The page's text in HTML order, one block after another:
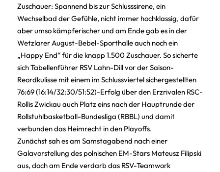
Zuschauer: Spannend bis zur Schlusssirene, ein
Wechselbad der Gefühle, nicht immer hochklassig, dafür
aber umso kämpferischer und am Ende gab es in der
Wetzlarer August-Bebel-Sporthalle auch noch ein
„Happy End“ für die knapp 1.500 Zuschauer. So sicherte
sich Tabellenführer RSV Lahn-Dill vor der Saison-
Reordkulisse mit einem im Schlussviertel sichergestellten
76:69 (16:14/32:30/51:52)-Erfolg über den Erzrivalen RSC-
Rollis Zwickau auch Platz eins nach der Hauptrunde der
Rollstuhlbasketball-Bundesliga (RBBL) und damit
verbunden das Heimrecht in den Playoffs.
Zunächst sah es am Samstagabend nach einer
Galavorstellung des polnischen EM-Stars Mateusz Filipski
aus, doch am Ende verdarb das RSV-Teamwork